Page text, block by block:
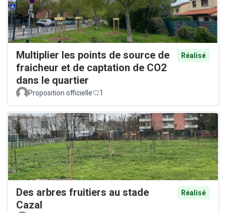
Multiplier les points de source de
fraicheur et de captation de CO2
dans le quartier
Réalisé
Proposition officielle 1
Des arbres fruitiers au stade
Cazal
Réalisé